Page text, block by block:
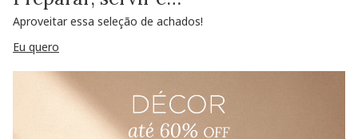
Aproveitar essa seleção de achados!
Eu quero